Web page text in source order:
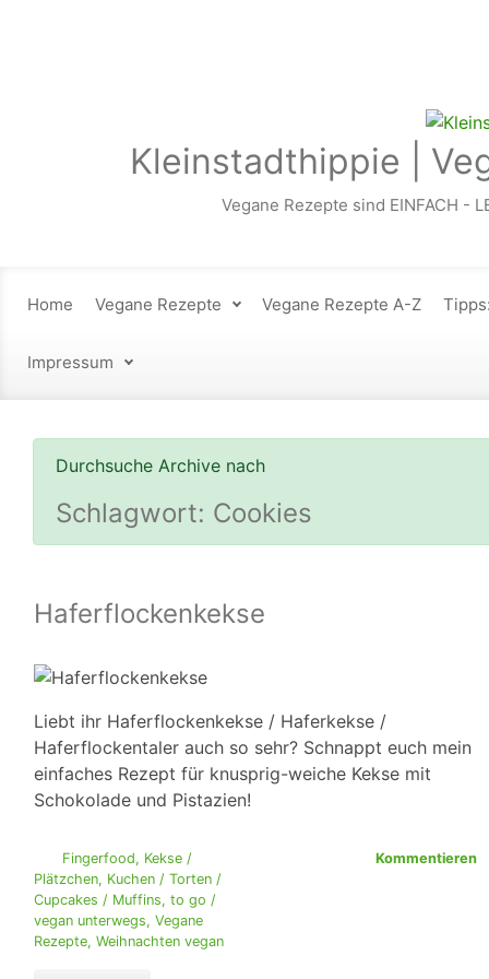
Kleinstadthippie |
Vegane Rezepte sind EINFACH -
Home Vegane Rezepte Vegane Rezepte A-Z
Impressum
Durchsuche Archive nach
Schlagwort: Cookies
Haferflockenkekse
Liebt ihr Haferflockenkekse / Haferkekse /
Haferflockentaler auch so sehr? Schnappt euch mein
einfaches Rezept für knusprig-weiche Kekse mit
Schokolade und Pistazien!
Fingerfood, Kekse /
Plätzchen, Kuchen / Torten /
Cupcakes / Muffins, to go /
vegan unterwegs, Vegane
Rezepte, Weihnachten vegan
Kommentieren